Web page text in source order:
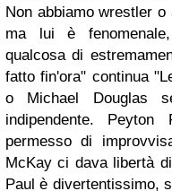
Non abbiamo wrestler
ma lui è
qualcosa di
fatto fin'ora" continua
o Michael Douglas
indipendente.
permesso di
McKay ci dava libertà
Paul è divertentissimo,